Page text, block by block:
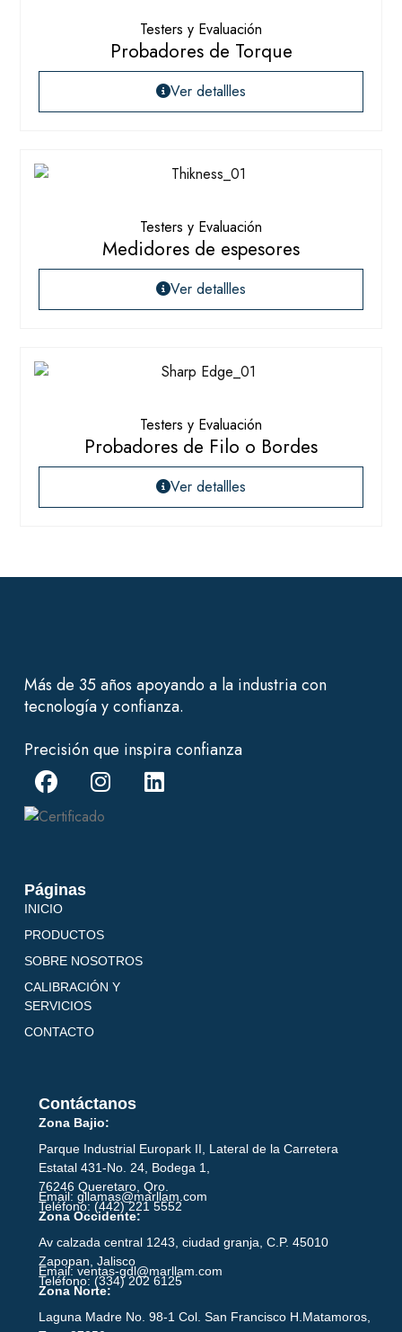
Testers y Evaluación
Probadores de Torque
Ver detallles
Testers y Evaluación
Medidores de espesores
Ver detallles
Testers y Evaluación
Probadores de Filo o Bordes
Ver detallles
Más de 35 años apoyando a la industria con
tecnología y confianza.
Precisión que inspira confianza
Páginas
INICIO
PRODUCTOS
SOBRE NOSOTROS
CALIBRACIÓN Y
SERVICIOS
CONTACTO
Contáctanos
Zona Bajio:
Parque Industrial Europark II, Lateral de la Carretera
Estatal 431-No. 24, Bodega 1,
76246 Queretaro, Qro.
Email: gllamas@marllam.com
Teléfono: (442) 221 5552
Zona Occidente:
Av calzada central 1243, ciudad granja, C.P. 45010
Zapopan, Jalisco
Email: ventas-gdl@marllam.com
Teléfono: (334) 202 6125
Zona Norte:
Laguna Madre No. 98-1 Col. San Francisco H.Matamoros,